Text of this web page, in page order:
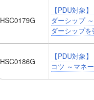
HSC0179G
【PDU対象
ダーシップ
ダーシップ
HSC0186G
【PDU対象
コツ ～マネ